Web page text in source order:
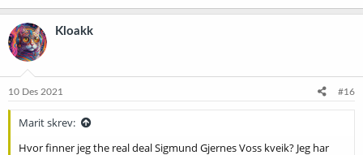
Kloakk
10 Des 2021 #16
Marit skrev:
Hvor finner jeg the real deal Sigmund Gjernes Voss kveik? Jeg har